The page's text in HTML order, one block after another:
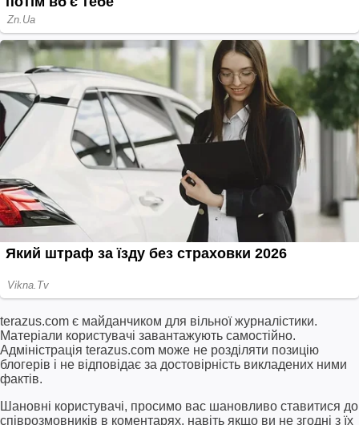
terazus.com є майданчиком для вільної журналістики.
Матеріали користувачі завантажують самостійно.
Адміністрація terazus.com може не розділяти позицію
блогерів і не відповідає за достовірність викладених ними
фактів.
Шановні користувачі, просимо вас шановливо ставитися до
співрозмовників в коментарях, навіть якщо ви не згодні з їх